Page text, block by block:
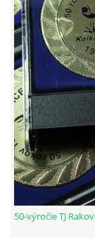
HODOVÝ
VIDEÁ Z RAKOVÍC
GPS SÚRADNICE
REKORDY NA
50-výročie TJ